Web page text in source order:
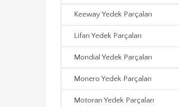
Keeway Yedek Parçaları
Lifan Yedek Parçaları
Mondial Yedek Parçaları
Monero Yedek Parçaları
Motoran Yedek Parçaları